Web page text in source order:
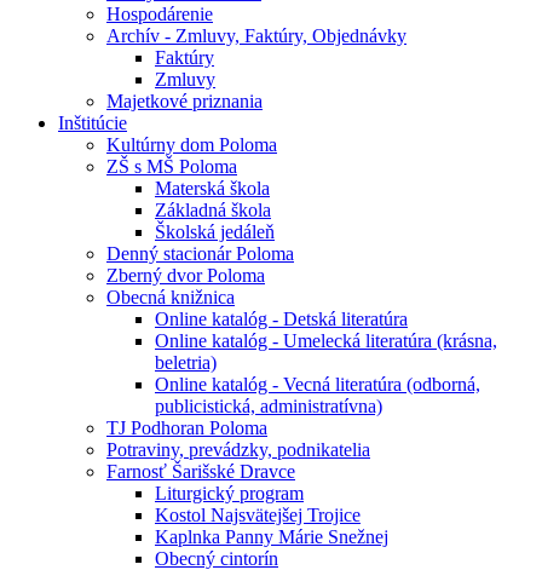
Hospodárenie
Archív - Zmluvy, Faktúry, Objednávky
Faktúry
Zmluvy
Majetkové priznania
Inštitúcie
Kultúrny dom Poloma
ZŠ s MŠ Poloma
Materská škola
Základná škola
Školská jedáleň
Denný stacionár Poloma
Zberný dvor Poloma
Obecná knižnica
Online katalóg - Detská literatúra
Online katalóg - Umelecká literatúra (krásna,
beletria)
Online katalóg - Vecná literatúra (odborná,
publicistická, administratívna)
TJ Podhoran Poloma
Potraviny, prevádzky, podnikatelia
Farnosť Šarišské Dravce
Liturgický program
Kostol Najsvätejšej Trojice
Kaplnka Panny Márie Snežnej
Obecný cintorín